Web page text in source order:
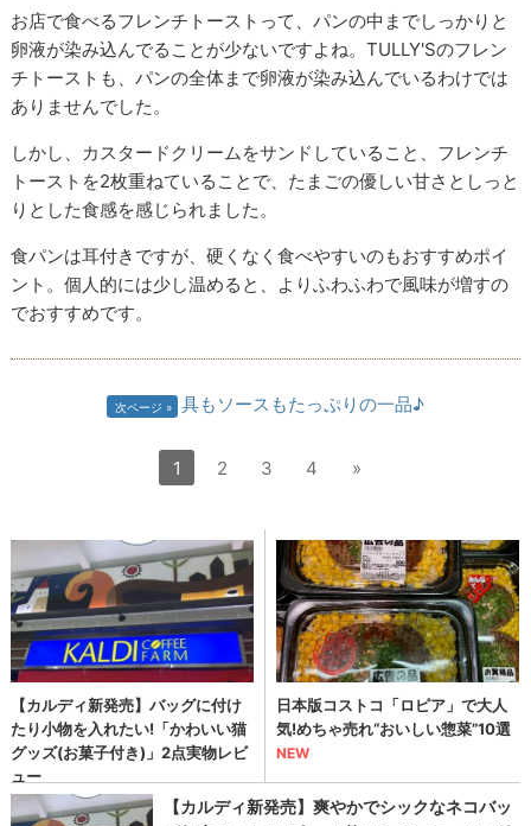
お店で食べるフレンチトーストって、パンの中までしっかりと
卵液が染み込んでることが少ないですよね。TULLY'Sのフレン
チトーストも、パンの全体まで卵液が染み込んでいるわけでは
ありませんでした。
しかし、カスタードクリームをサンドしていること、フレンチ
トーストを2枚重ねていることで、たまごの優しい甘さとしっと
りとした食感を感じられました。
食パンは耳付きですが、硬くなく食べやすいのもおすすめポイ
ント。個人的には少し温めると、よりふわふわで風味が増すの
でおすすめです。
次ページ 具もソースもたっぷりの一品♪
1 2 3 4 »